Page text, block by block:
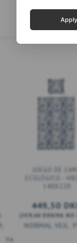
DKK
JUEGO DE
ECOLÓGICO -
140X220
449,50
359,60 DKKIVA NO
Apply